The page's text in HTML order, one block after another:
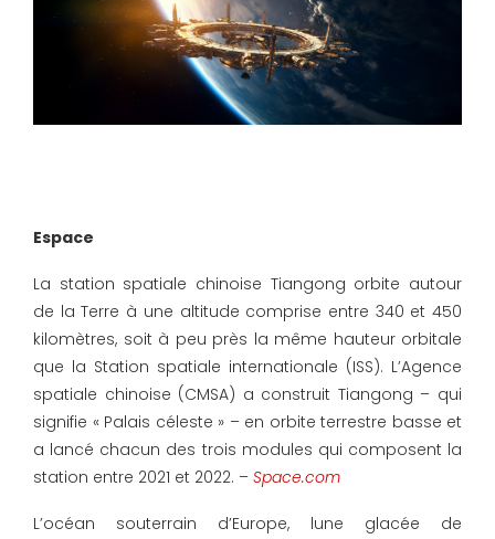
Espace
La station spatiale chinoise Tiangong orbite autour
de la Terre à une altitude comprise entre 340 et 450
kilomètres, soit à peu près la même hauteur orbitale
que la Station spatiale internationale (ISS). L’Agence
spatiale chinoise (CMSA) a construit Tiangong – qui
signifie « Palais céleste » – en orbite terrestre basse et
a lancé chacun des trois modules qui composent la
station entre 2021 et 2022. – Space.com
L’océan souterrain d’Europe, lune glacée de